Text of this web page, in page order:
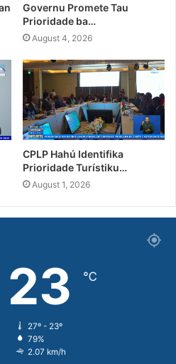
Governu Promete Tau
Prioridade ba…
August 4, 2026
CPLP Hahú Identifika
Prioridade Turístiku…
August 1, 2026
23 ℃
27º - 23º
79%
2.07 km/h